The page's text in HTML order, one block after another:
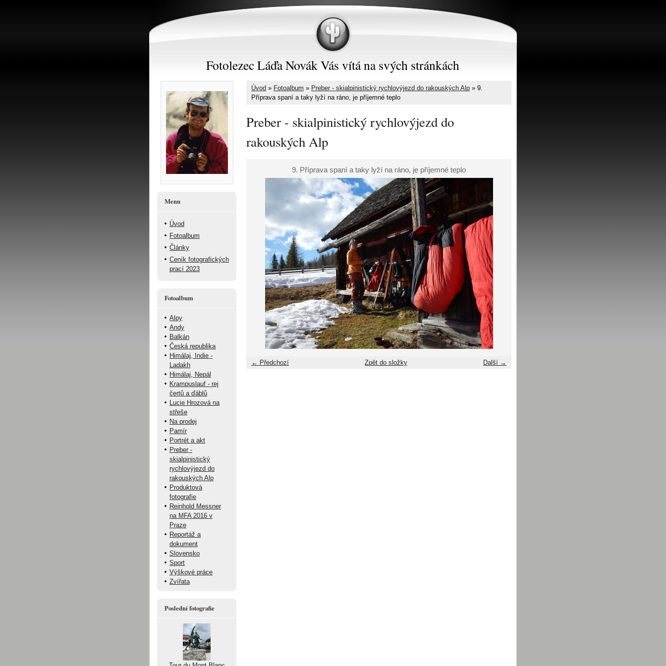
Fotolezec Láďa Novák Vás vítá na svých stránkách
Úvod » Fotoalbum » Preber - skialpinistický rychlovýjezd do rakouských Alp » 9.
Příprava spaní a taky lyží na ráno, je příjemné teplo
Preber - skialpinistický rychlovýjezd do
rakouských Alp
9. Příprava spaní a taky lyží na ráno, je příjemné teplo
← Předchozí Další →
Zpět do složky
Menu
Úvod
Fotoalbum
Články
Ceník fotografických
prací 2023
Fotoalbum
Alpy
Andy
Balkán
Česká republika
Himálaj, Indie -
Ladakh
Himálaj, Nepál
Krampuslauf - rej
čertů a ďáblů
Lucie Hrozová na
střeše
Na prodej
Pamír
Portrét a akt
Preber -
skialpinistický
rychlovýjezd do
rakouských Alp
Produktová
fotografie
Reinhold Messner
na MFA 2016 v
Praze
Reportáž a
dokument
Slovensko
Sport
Výškové práce
Zvířata
Poslední fotografie